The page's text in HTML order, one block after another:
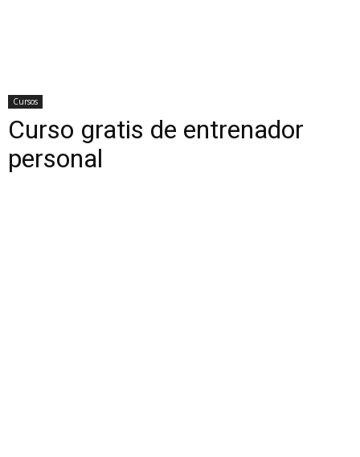
Cursos
Curso gratis de entrenador
personal